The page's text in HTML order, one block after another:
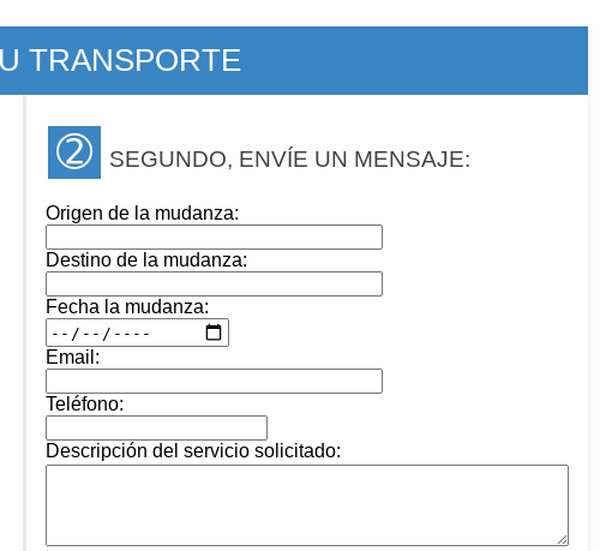
TRANSPORTE
➁ SEGUNDO, ENVÍE UN MENSAJE:
Origen de la mudanza:
Destino de la mudanza:
Fecha la mudanza:
Email:
Teléfono:
Descripción del servicio solicitado: